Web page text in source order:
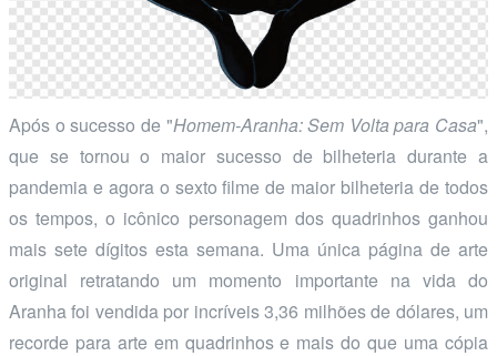
Após o sucesso de "Homem-Aranha: Sem Volta para Casa",
que se tornou o maior sucesso de bilheteria durante a
pandemia e agora o sexto filme de maior bilheteria de todos
os tempos, o icônico personagem dos quadrinhos ganhou
mais sete dígitos esta semana. Uma única página de arte
original retratando um momento importante na vida do
Aranha foi vendida por incríveis 3,36 milhões de dólares, um
recorde para arte em quadrinhos e mais do que uma cópia